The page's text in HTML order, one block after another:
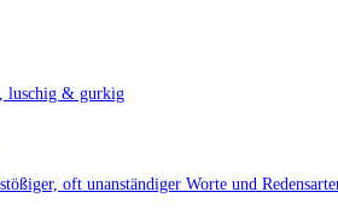
luschig & gurkig
oft unan­stän­di­ger Wor­te und